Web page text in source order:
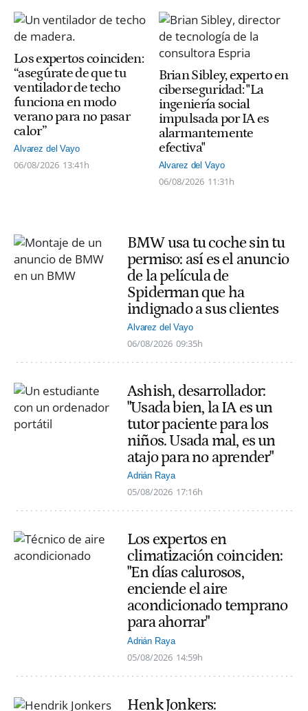
Los expertos coinciden:
“asegúrate de que tu
ventilador de techo
funciona en modo
verano para no pasar
calor”
Alvarez del Vayo
06/08/2026 13:41h
Brian Sibley, experto en
ciberseguridad: "La
ingeniería social
impulsada por IA es
alarmantemente
efectiva"
Alvarez del Vayo
06/08/2026 11:31h
BMW usa tu coche sin tu
permiso: así es el anuncio
de la película de
Spiderman que ha
indignado a sus clientes
Alvarez del Vayo
06/08/2026 09:35h
Ashish, desarrollador:
"Usada bien, la IA es un
tutor paciente para los
niños. Usada mal, es un
atajo para no aprender"
Adrián Raya
05/08/2026 17:16h
Los expertos en
climatización coinciden:
"En días calurosos,
enciende el aire
acondicionado temprano
para ahorrar"
Adrián Raya
05/08/2026 14:59h
Henk Jonkers: